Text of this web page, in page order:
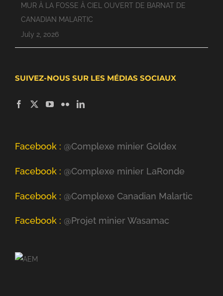
MUR À LA FOSSE À CIEL OUVERT DE BARNAT DE
CANADIAN MALARTIC
July 2, 2026
SUIVEZ-NOUS SUR LES MÉDIAS SOCIAUX
Facebook : @Complexe minier Goldex
Facebook : @Complexe minier LaRonde
Facebook : @Complexe Canadian Malartic
Facebook : @Projet minier Wasamac